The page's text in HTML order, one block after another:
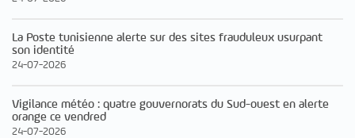
La Poste tunisienne alerte sur des sites frauduleux usurpant
son identité
24-07-2026
Vigilance météo : quatre gouvernorats du Sud-ouest en alerte
orange ce vendred
24-07-2026